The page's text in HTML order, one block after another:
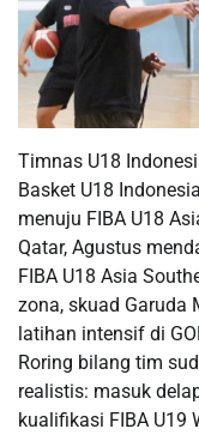
Timnas U18
Basket U18
menuju FIBA U18
Qatar, Agustus
FIBA U18 Asia
zona, skuad Garuda
latihan intensif di
Roring bilang tim
realistis: masuk
kualifikasi FIBA U19